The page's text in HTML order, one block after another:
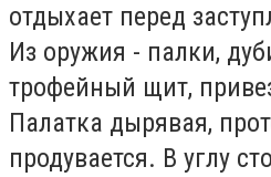
отдыхает перед
Из оружия - палки,
трофейный щит,
Палатка дырявая,
продувается. В углу